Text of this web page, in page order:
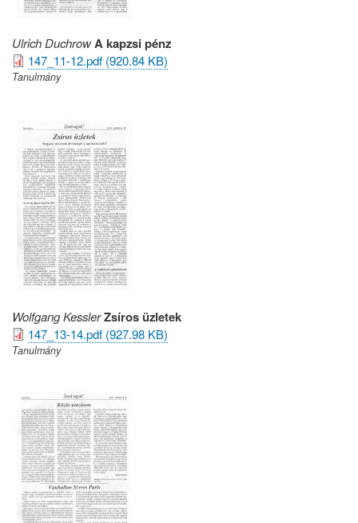
Ulrich DuchrowA kapzsi pénz
147_11-12.pdf (920.84 KB)
Tanulmány
Wolfgang KesslerZsíros üzletek
147_13-14.pdf (927.98 KB)
Tanulmány